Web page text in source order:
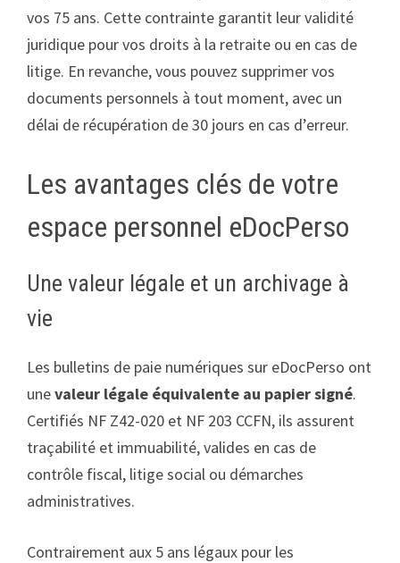
vos 75 ans. Cette contrainte garantit leur validité
juridique pour vos droits à la retraite ou en cas de
litige. En revanche, vous pouvez supprimer vos
documents personnels à tout moment, avec un
délai de récupération de 30 jours en cas d’erreur.
Les avantages clés de votre
espace personnel eDocPerso
Une valeur légale et un archivage à
vie
Les bulletins de paie numériques sur eDocPerso ont
unevaleur légale équivalente au papier signé.
Certifiés NF Z42-020 et NF 203 CCFN, ils assurent
traçabilité et immuabilité, valides en cas de
contrôle fiscal, litige social ou démarches
administratives.
Contrairement aux 5 ans légaux pour les